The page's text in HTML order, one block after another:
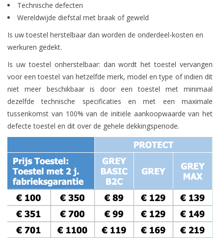
Technische defecten
Wereldwijde diefstal met braak of geweld
Is uw toestel herstelbaar dan worden de onderdeel-kosten en
werkuren gedekt.
Is uw toestel onherstelbaar: dan wordt het toestel vervangen
voor een toestel van hetzelfde merk, model en type of indien dit
niet meer beschikbaar is door een toestel met minimaal
dezelfde technische specificaties en met een maximale
tussenkomst van 100% van de initiële aankoopwaarde van het
defecte toestel en dit over de gehele dekkingsperiode.